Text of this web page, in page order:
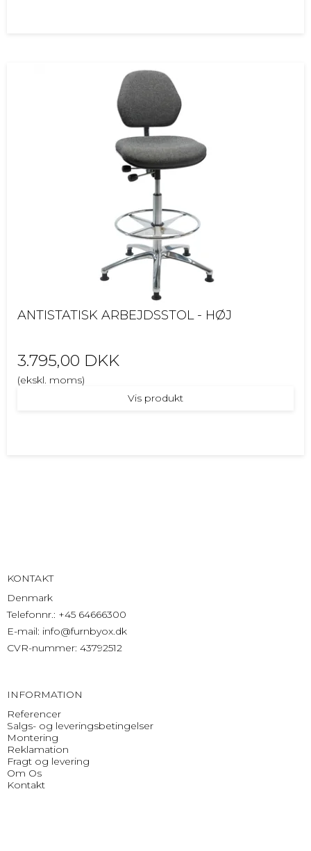
ANTISTATISK ARBEJDSSTOL - HØJ
3.795,00 DKK
(ekskl. moms)
Vis produkt
KONTAKT
Denmark
Telefonnr.: +45 64666300
E-mail: info@furnbyox.dk
CVR-nummer: 43792512
INFORMATION
Referencer
Salgs- og leveringsbetingelser
Montering
Reklamation
Fragt og levering
Om Os
Kontakt